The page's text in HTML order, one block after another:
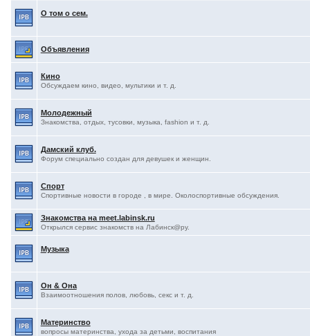
О том о сем.
Объявления
Кино
Обсуждаем кино, видео, мультики и т. д.
Молодежный
Знакомства, отдых, тусовки, музыка, fashion и т. д.
Дамский клуб.
Форум специально создан для девушек и женщин.
Спорт
Спортивные новости в городе , в мире. Околоспортивные обсуждения.
Знакомства на meet.labinsk.ru
Открылся сервис знакомств на Лабинск@ру.
Музыка
Он & Она
Взаимоотношения полов, любовь, секс и т. д.
Материнство
вопросы материнства, ухода за детьми, воспитания